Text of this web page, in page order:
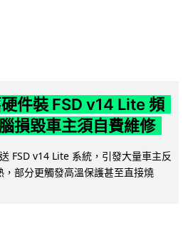
件裝 FSD v14 Lite 頻
損毀車主須自費維修
FSD v14 Lite 系統，引發大量車主反
部分更觸發高溫保護甚至直接燒